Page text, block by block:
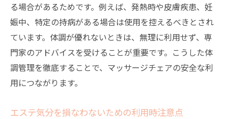
る場合があるためです。例えば、発熱時や皮膚疾患、妊
娠中、特定の持病がある場合は使用を控えるべきとされ
ています。体調が優れないときは、無理に利用せず、専
門家のアドバイスを受けることが重要です。こうした体
調管理を徹底することで、マッサージチェアの安全な利
用につながります。
エステ気分を損なわないための利用時注意点